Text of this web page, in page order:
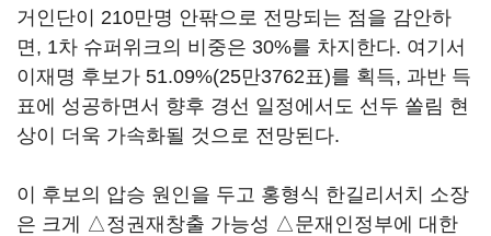
거인단이 210만명 안팎으로 전망되는 점을 감안하
면, 1차 슈퍼위크의 비중은 30%를 차지한다. 여기서
이재명 후보가 51.09%(25만3762표)를 획득, 과반 득
표에 성공하면서 향후 경선 일정에서도 선두 쏠림 현
상이 더욱 가속화될 것으로 전망된다.
이 후보의 압승 원인을 두고 홍형식 한길리서치 소장
은 크게 △정권재창출 가능성 △문재인정부에 대한